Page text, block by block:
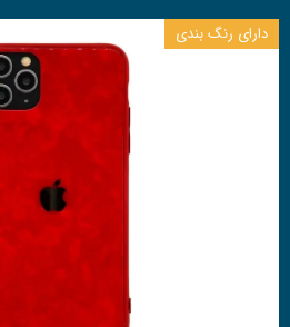
دارای رنگ بندی